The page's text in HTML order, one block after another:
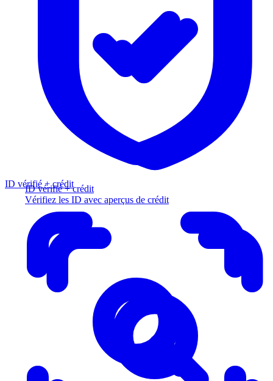
ID vérifié + crédit
Vérifiez les ID avec aperçus de crédit
ID vérifié + crédit